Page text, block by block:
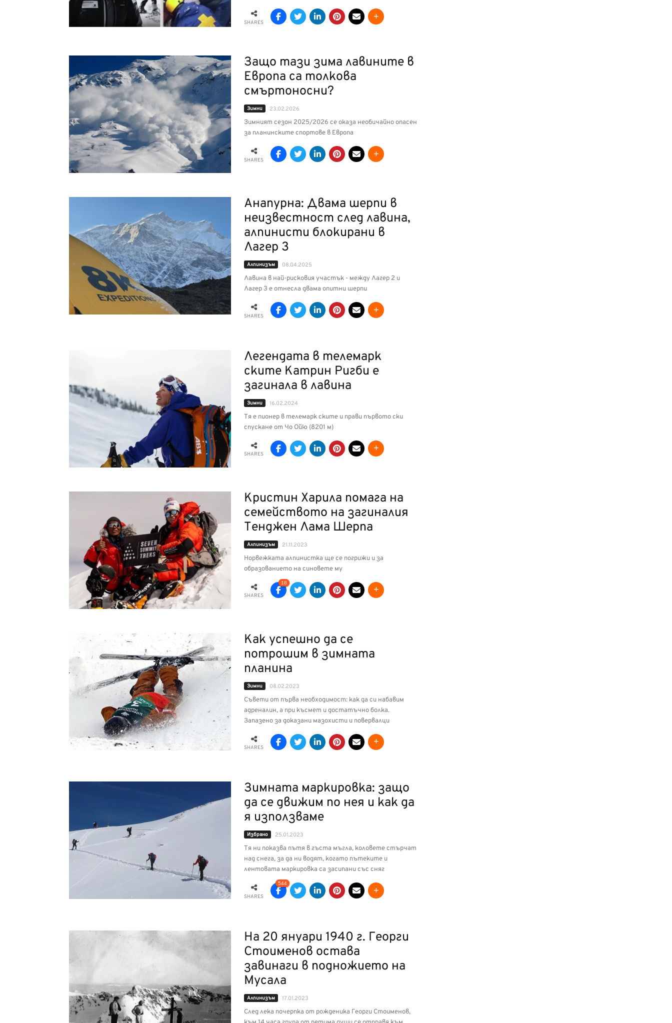
SHARES
Защо тази зима лавините в
Европа са толкова
смъртоносни?
Зимни 23.02.2026
Зимният сезон 2025/2026 се оказа необичайно опасен
за планинските спортове в Европа
SHARES
Анапурна: Двама шерпи в
неизвестност след лавина,
алпинисти блокирани в
Лагер 3
Алпинизъм 08.04.2025
Лавина в най-рисковия участък - между Лагер 2 и
Лагер 3 e отнесла двама опитни шерпи
SHARES
Легендата в телемарк
ските Катрин Ригби е
загинала в лавина
Зимни 16.02.2024
Тя е пионер в телемарк ските и прави първото ски
спускане от Чо Ойю (8201 м)
SHARES
Кристин Харила помага на
семейството на загиналия
Тенджен Лама Шерпа
Алпинизъм 21.11.2023
Норвежката алпинистка ще се погрижи и за
образованието на синовете му
SHARES
18
Как успешно да се
потрошим в зимната
планина
Зимни 08.02.2023
Съвети от първа необходимост: как да си набавим
адреналин, а при късмет и достатъчно болка.
Запазено за доказани мазохисти и повервалци
SHARES
Зимната маркировка: защо
да се движим по нея и как да
я използваме
Избрано 25.01.2023
Тя ни показва пътя в гъста мъгла, коловете стърчат
над снега, за да ни водят, когато пътеките и
лентовата маркировка са засипани със сняг
SHARES
544
На 20 януари 1940 г. Георги
Стоименов остава
завинаги в подножието на
Мусала
Алпинизъм 17.01.2023
След лека почерпка от рожденика Георги Стоименов,